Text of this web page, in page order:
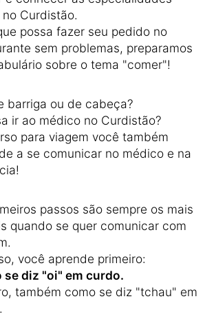
Curdistão.
possa fazer seu pedido no
sem problemas, preparamos
sobre o tema "comer"!
barriga ou de cabeça?
ir ao médico no Curdistão?
para viagem você também
a se comunicar no médico e na
passos são sempre os mais
quando se quer comunicar com
você aprende primeiro:
se diz "oi" em curdo.
também como se diz "tchau" em